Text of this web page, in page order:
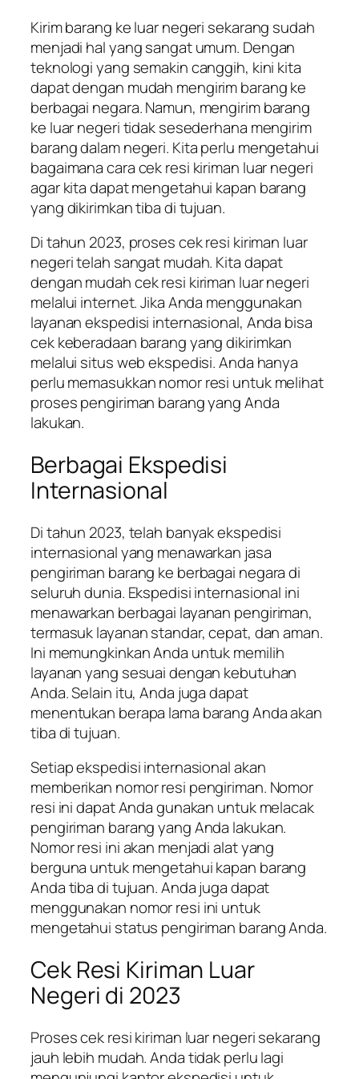
Kirim barang ke luar negeri sekarang sudah
menjadi hal yang sangat umum. Dengan
teknologi yang semakin canggih, kini kita
dapat dengan mudah mengirim barang ke
berbagai negara. Namun, mengirim barang
ke luar negeri tidak sesederhana mengirim
barang dalam negeri. Kita perlu mengetahui
bagaimana cara cek resi kiriman luar negeri
agar kita dapat mengetahui kapan barang
yang dikirimkan tiba di tujuan.
Di tahun 2023, proses cek resi kiriman luar
negeri telah sangat mudah. Kita dapat
dengan mudah cek resi kiriman luar negeri
melalui internet. Jika Anda menggunakan
layanan ekspedisi internasional, Anda bisa
cek keberadaan barang yang dikirimkan
melalui situs web ekspedisi. Anda hanya
perlu memasukkan nomor resi untuk melihat
proses pengiriman barang yang Anda
lakukan.
Berbagai Ekspedisi
Internasional
Di tahun 2023, telah banyak ekspedisi
internasional yang menawarkan jasa
pengiriman barang ke berbagai negara di
seluruh dunia. Ekspedisi internasional ini
menawarkan berbagai layanan pengiriman,
termasuk layanan standar, cepat, dan aman.
Ini memungkinkan Anda untuk memilih
layanan yang sesuai dengan kebutuhan
Anda. Selain itu, Anda juga dapat
menentukan berapa lama barang Anda akan
tiba di tujuan.
Setiap ekspedisi internasional akan
memberikan nomor resi pengiriman. Nomor
resi ini dapat Anda gunakan untuk melacak
pengiriman barang yang Anda lakukan.
Nomor resi ini akan menjadi alat yang
berguna untuk mengetahui kapan barang
Anda tiba di tujuan. Anda juga dapat
menggunakan nomor resi ini untuk
mengetahui status pengiriman barang Anda.
Cek Resi Kiriman Luar
Negeri di 2023
Proses cek resi kiriman luar negeri sekarang
jauh lebih mudah. Anda tidak perlu lagi